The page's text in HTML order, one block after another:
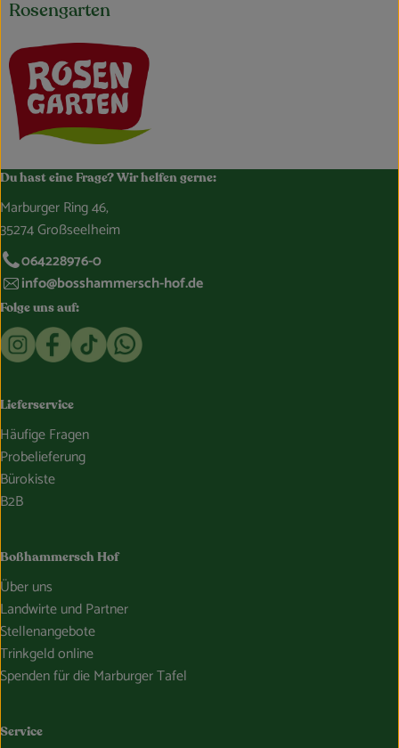
Rosengarten
Du hast eine Frage? Wir helfen gerne:
Marburger Ring 46,
35274 Großseelheim
064228976-0
info@bosshammersch-hof.de
Folge uns auf:
Externer Link zu https://www.instagram.com/
Externer Link zu https://www.facebook.com/
Externer Link zu https://www.tiktok.com/
Externer Link zu https://whatsapp.com/
Lieferservice
Häufige Fragen
Probelieferung
Bürokiste
B2B
Boßhammersch Hof
Über uns
Landwirte und Partner
Stellenangebote
Trinkgeld online
Spenden für die Marburger Tafel
Service